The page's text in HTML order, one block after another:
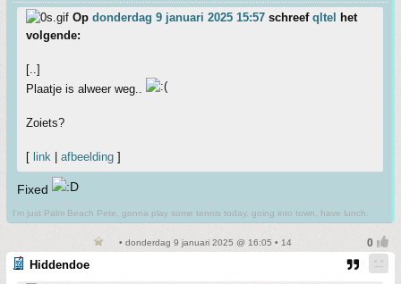
Op donderdag 9 januari 2025 15:57 schreef qltel
het
volgende:
[..]
Plaatje is alweer weg..
Zoiets?
[ link afbeelding ]
Fixed
I'm just Palm Beach Pete, gonna play some tennis today, going into town, have lunch.
• donderdag 9 januari 2025 @ 16:05 • 14
Hiddendoe